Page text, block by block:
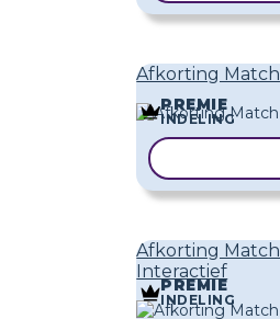
Afkorting Match
PREMIE
INDELING
Afkorting Match
Interactief
PREMIE
INDELING